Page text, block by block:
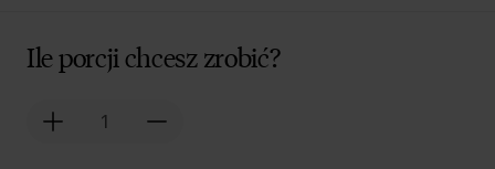
Ile porcji chcesz zrobić?